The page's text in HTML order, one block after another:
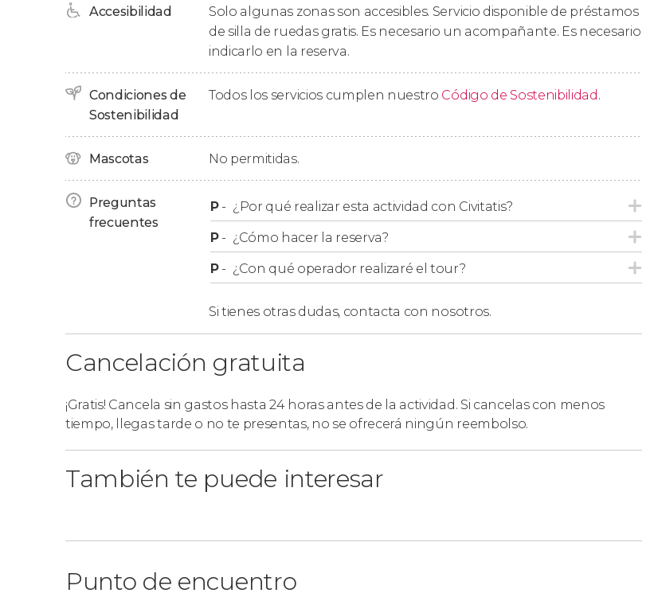
Finalmente, tras un tour de entre una hora y una hora y media, concluiremos esta visita
guiada por el Parque Güell. Al finalizar el recorrido, podréis quedaros más tiempo
explorando por vuestra cuenta los encantos de este lugar.
Orden del itinerario
Tened en cuenta que, por motivos de organización, el orden de las visitas descritas en el
itinerario podría variar.
Accesibilidad
Solo algunas zonas son accesibles. Servicio disponible de préstamos
de silla de ruedas gratis. Es necesario un acompañante. Es necesario
indicarlo en la reserva.
Condiciones de
Sostenibilidad
Todos los servicios cumplen nuestro Código de Sostenibilidad .
Mascotas No permitidas.
Preguntas
frecuentes
P- ¿Por qué realizar esta actividad con Civitatis?
P- ¿Cómo hacer la reserva?
P- ¿Con qué operador realizaré el tour?
Si tienes otras dudas, contacta con nosotros.
Cancelación gratuita
¡Gratis! Cancela sin gastos hasta 24 horas antes de la actividad. Si cancelas con menos
tiempo, llegas tarde o no te presentas, no se ofrecerá ningún reembolso.
También te puede interesar
Punto de encuentro